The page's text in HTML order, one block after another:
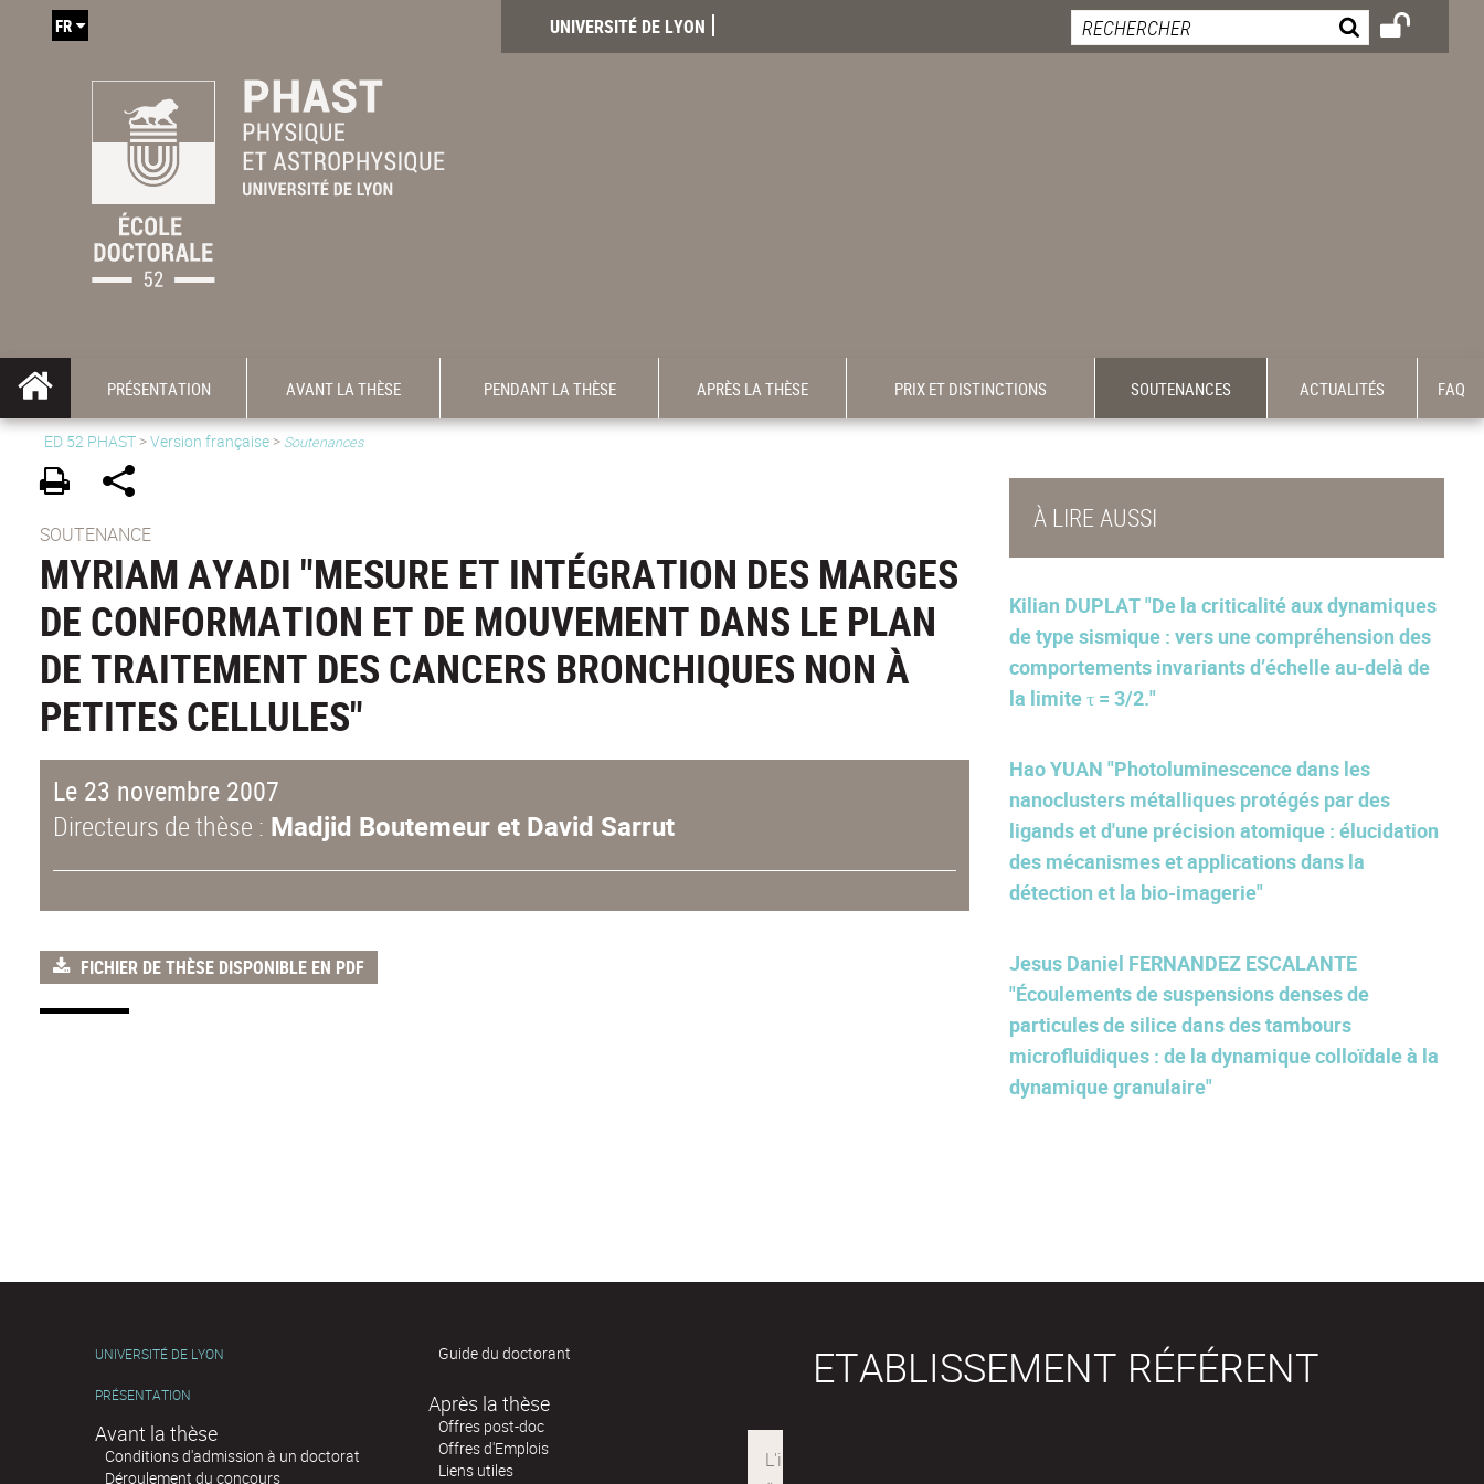
UNIVERSITÉ DE LYON
FR
PRÉSENTATION AVANT LA THÈSE PENDANT LA THÈSE APRÈS LA THÈSE PRIX ET DISTINCTIONS SOUTENANCES ACTUALITÉS FAQ
ED 52 PHAST >Version française > Soutenances
SOUTENANCE
MYRIAM AYADI "MESURE ET INTÉGRATION DES MARGES
DE CONFORMATION ET DE MOUVEMENT DANS LE PLAN
DE TRAITEMENT DES CANCERS BRONCHIQUES NON À
PETITES CELLULES"
Le 23 novembre 2007
Directeurs de thèse : Madjid Boutemeur et David Sarrut
FICHIER DE THÈSE DISPONIBLE EN PDF
À LIRE AUSSI
Kilian DUPLAT "De la criticalité aux dynamiques
de type sismique : vers une compréhension des
comportements invariants d’échelle au-delà de
la limite τ = 3/2."
Hao YUAN "Photoluminescence dans les
nanoclusters métalliques protégés par des
ligands et d'une précision atomique : élucidation
des mécanismes et applications dans la
détection et la bio-imagerie"
Jesus Daniel FERNANDEZ ESCALANTE
"Écoulements de suspensions denses de
particules de silice dans des tambours
microfluidiques : de la dynamique colloïdale à la
dynamique granulaire"
UNIVERSITÉ DE LYON
PRÉSENTATION
Avant la thèse
Conditions d'admission à un doctorat
Déroulement du concours
Guide du doctorant
Après la thèse
Offres post-doc
Offres d'Emplois
Liens utiles
ETABLISSEMENT RÉFÉRENT